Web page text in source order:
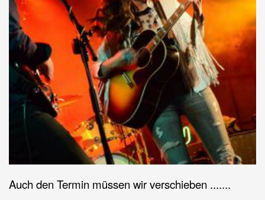
Auch den Termin müssen wir verschieben .......